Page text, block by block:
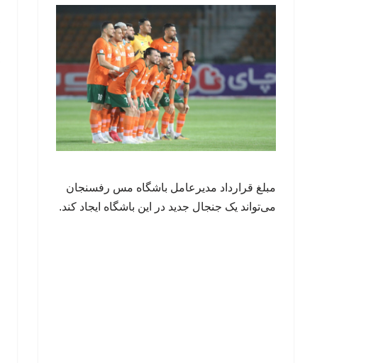
مبلغ قرارداد مدیرعامل باشگاه مس رفسنجان
می‌تواند یک جنجال جدید در این باشگاه ایجاد کند.